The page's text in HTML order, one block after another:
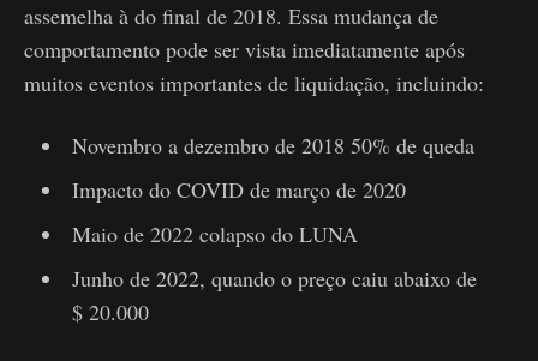
assemelha à do final de 2018. Essa mudança de
comportamento pode ser vista imediatamente após
muitos eventos importantes de liquidação, incluindo:
Novembro a dezembro de 2018 50% de queda
Impacto do COVID de março de 2020
Maio de 2022 colapso do LUNA
Junho de 2022, quando o preço caiu abaixo de
$ 20.000